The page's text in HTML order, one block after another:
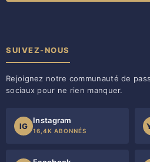
SUIVEZ-NOUS
Rejoignez notre communauté de
sociaux pour ne rien manquer.
IG
Instagram
16,4K ABONNÉS